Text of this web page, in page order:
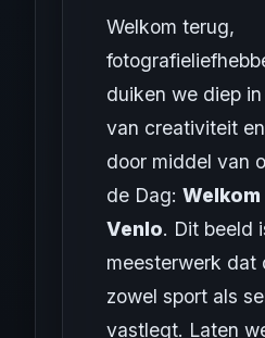
Welkom terug,
duiken we diep
van creativiteit
door middel van
de Dag: Welkom
Venlo. Dit beeld
meesterwerk dat
zowel sport als
vastlegt. Laten